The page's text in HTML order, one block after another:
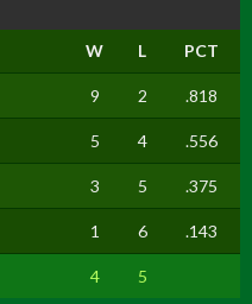
W L PCT
9 2 .818
5 4 .556
3 5 .375
1 6 .143
4 5